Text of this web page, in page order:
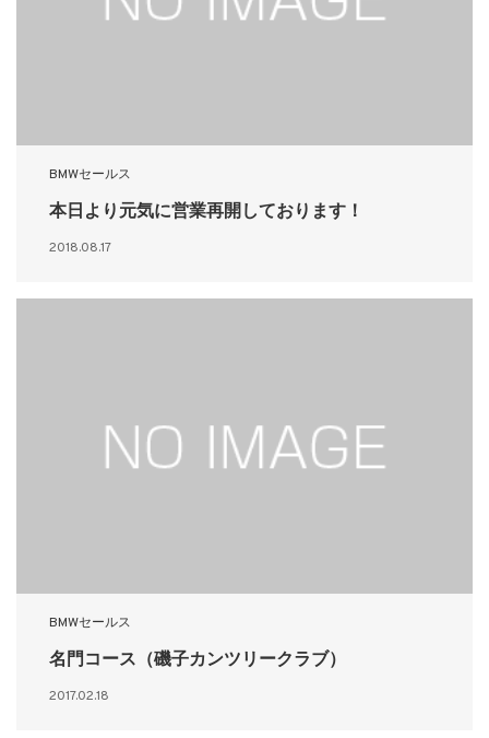
BMWセールス
本日より元気に営業再開しております！
2018.08.17
BMWセールス
名門コース（磯子カンツリークラブ）
2017.02.18